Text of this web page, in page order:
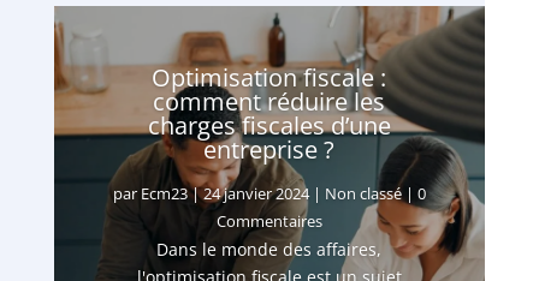
Optimisation fiscale :
comment réduire les
charges fiscales d’une
entreprise ?
par Ecm23|24 janvier 2024| Non classé| 0
Commentaires
Dans le monde des affaires,